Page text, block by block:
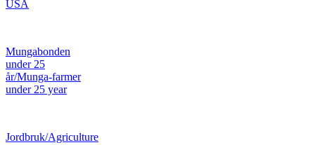
USA
Mungabonden
under 25
år/Munga-farmer
under 25 year
Jordbruk/Agriculture